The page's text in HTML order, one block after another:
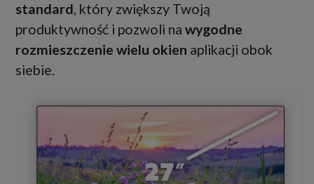
standard, który zwiększy Twoją
produktywność i pozwoli na wygodne
rozmieszczenie wielu okien aplikacji obok
siebie.